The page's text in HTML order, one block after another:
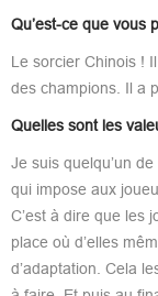
Qu’est-ce que vous
Le sorcier Chinois !
des champions. Il a
Quelles sont les
Je suis quelqu’un
qui impose aux
C’est à dire que les
place où d’elles
d’adaptation. Cela